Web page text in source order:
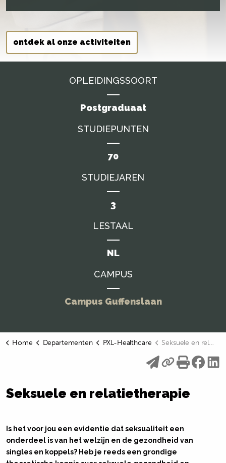
ontdek al onze activiteiten
OPLEIDINGSSOORT
Postgraduaat
STUDIEPUNTEN
70
STUDIEJAREN
3
LESTAAL
NL
CAMPUS
Campus Guffenslaan
Home Departementen PXL-Healthcare Seksuele en relatietherapie
Seksuele en relatietherapie
Is het voor jou een evidentie dat seksualiteit een
onderdeel is van het welzijn en de gezondheid van
singles en koppels? Heb je reeds een grondige